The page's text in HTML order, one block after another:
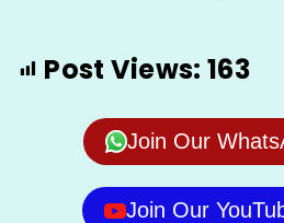
Post Views: 163
Join Our
Join Our